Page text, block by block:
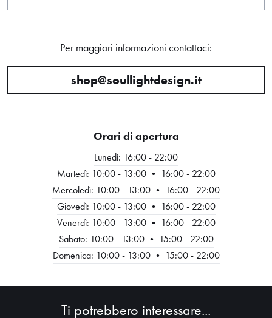
HOME
ABOUT
SHOP
Per maggiori informazioni contattaci:
shop@soullightdesign.it
Orari di apertura
Lunedì: 16:00 - 22:00
Martedì: 10:00 - 13:00 • 16:00 - 22:00
Mercoledì: 10:00 - 13:00 • 16:00 - 22:00
Giovedì: 10:00 - 13:00 • 16:00 - 22:00
Venerdì: 10:00 - 13:00 • 16:00 - 22:00
Sabato: 10:00 - 13:00 • 15:00 - 22:00
Domenica: 10:00 - 13:00 • 15:00 - 22:00
Ti potrebbero interessare...